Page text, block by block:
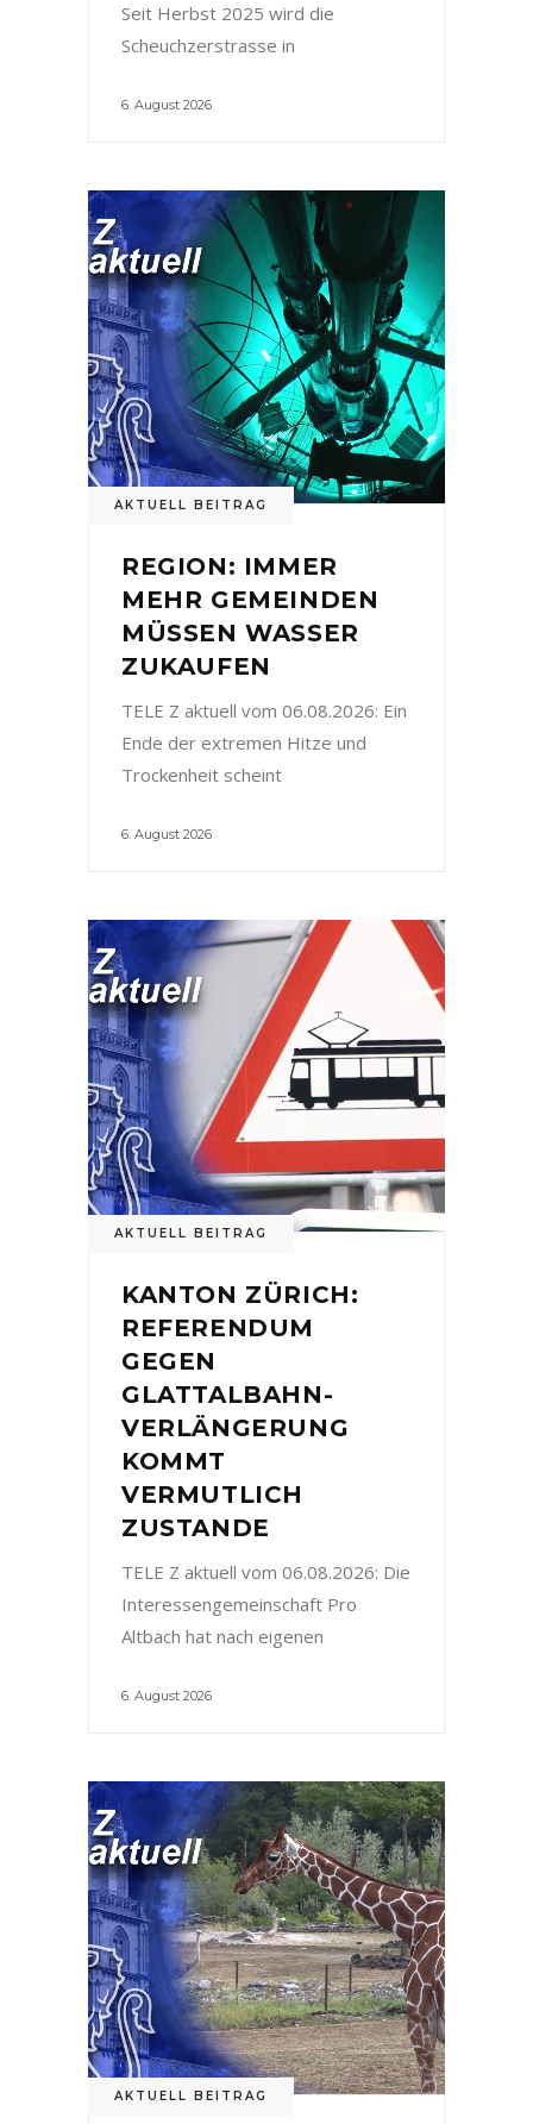
Seit Herbst 2025 wird die
Scheuchzerstrasse in
6. August 2026
AKTUELL BEITRAG
REGION: IMMER
MEHR GEMEINDEN
MÜSSEN WASSER
ZUKAUFEN
TELE Z aktuell vom 06.08.2026: Ein
Ende der extremen Hitze und
Trockenheit scheint
6. August 2026
AKTUELL BEITRAG
KANTON ZÜRICH:
REFERENDUM
GEGEN
GLATTALBAHN-
VERLÄNGERUNG
KOMMT
VERMUTLICH
ZUSTANDE
TELE Z aktuell vom 06.08.2026: Die
Interessengemeinschaft Pro
Altbach hat nach eigenen
6. August 2026
AKTUELL BEITRAG